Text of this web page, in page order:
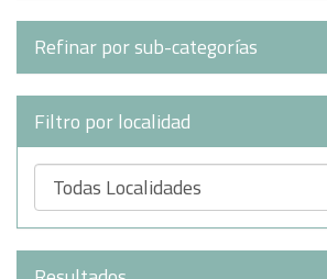
Refinar por sub-categorías
Filtro por localidad